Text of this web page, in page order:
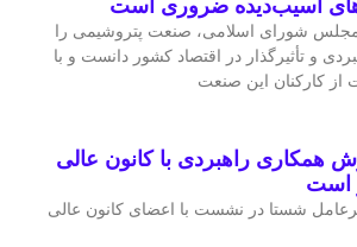
آسیب‌دیده ضروری است
شورای اسلامی، صنعت پتروشیمی را
و تأثیرگذار در اقتصاد کشور دانست و با
از کارکنان این صنعت
همکاری راهبردی با کانون عالی
است
شستا در نشست با اعضای کانون عالی